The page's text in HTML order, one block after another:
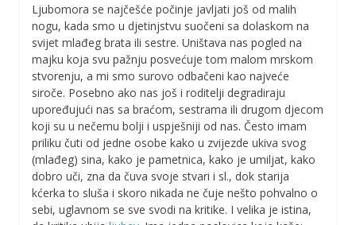
Ljubomora se najčešće počinje javljati još od malih
nogu, kada smo u djetinjstvu suočeni sa dolaskom na
svijet mlađeg brata ili sestre. Uništava nas pogled na
majku koja svu pažnju posvećuje tom malom mrskom
stvorenju, a mi smo surovo odbačeni kao najveće
siroče. Posebno ako nas još i roditelji degradiraju
upoređujući nas sa braćom, sestrama ili drugom djecom
koji su u nečemu bolji i uspješniji od nas. Često imam
priliku čuti od jedne osobe kako u zvijezde ukiva svog
(mlađeg) sina, kako je pametnica, kako je umiljat, kako
dobro uči, zna da čuva svoje stvari i sl., dok starija
kćerka to sluša i skoro nikada ne čuje nešto pohvalno o
sebi, uglavnom se sve svodi na kritike. I velika je istina,